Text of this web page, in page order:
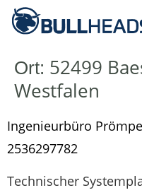
Ort: 52499
Westfalen
Ingenieurbüro
2536297782
Technischer